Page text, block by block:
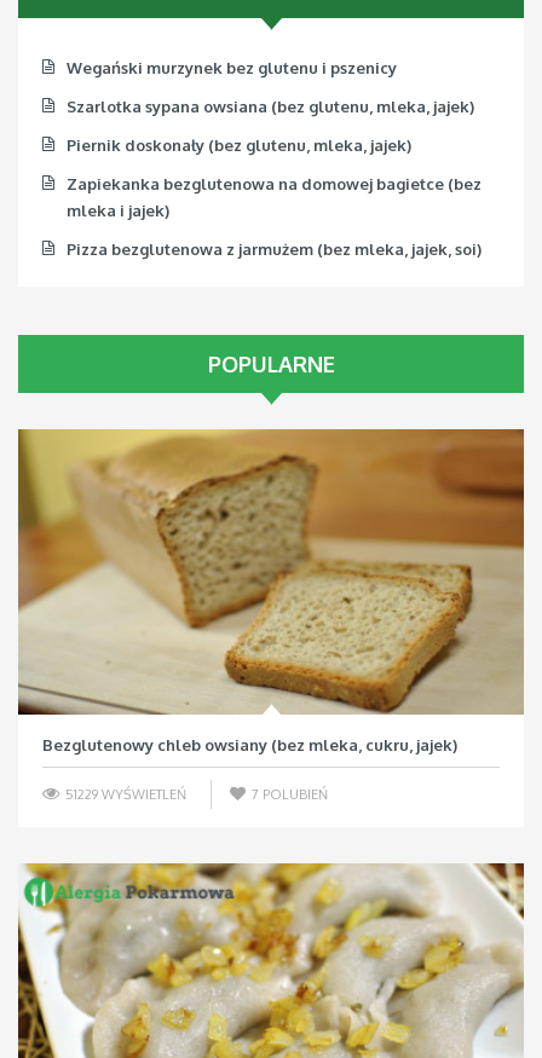
Wegański murzynek bez glutenu i pszenicy
Szarlotka sypana owsiana (bez glutenu, mleka, jajek)
Piernik doskonały (bez glutenu, mleka, jajek)
Zapiekanka bezglutenowa na domowej bagietce (bez
mleka i jajek)
Pizza bezglutenowa z jarmużem (bez mleka, jajek, soi)
POPULARNE
Bezglutenowy chleb owsiany (bez mleka, cukru, jajek)
51229 WYŚWIETLEŃ 7 POLUBIEŃ